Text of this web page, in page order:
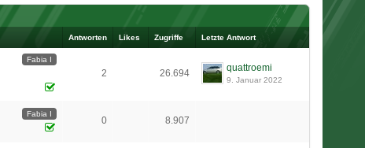
Antworten Likes Zugriffe Letzte Antwort
Fabia I
2 26.694 quattroemi
9. Januar 2022
Fabia I
0 8.907